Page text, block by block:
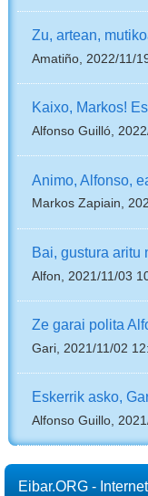
Zu, artean,
Amatiño, 2022/11/
Kaixo, Markos!
Alfonso Guilló,
Animo, Alfonso,
Markos Zapiain,
Bai, gustura aritu
Alfon, 2021/11/03
Ze garai polita
Gari, 2021/11/02
Eskerrik asko,
Alfonso Guillo,
Eibar.ORG -